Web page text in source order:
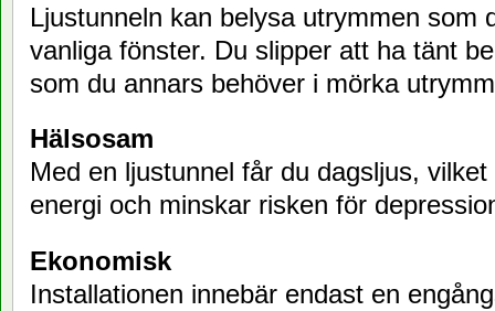
Ljustunneln kan belysa utrymmen som
vanliga fönster. Du slipper att ha tänt
som du annars behöver i mörka
Hälsosam
Med en ljustunnel får du dagsljus,
energi och minskar risken för
Ekonomisk
Installationen innebär endast en